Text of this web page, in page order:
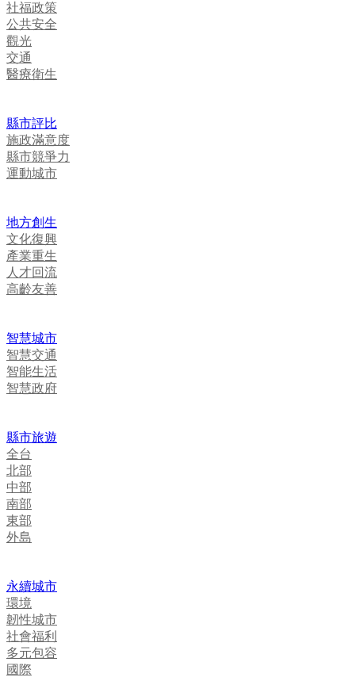
社福政策
公共安全
觀光
交通
醫療衛生
縣市評比
施政滿意度
縣市競爭力
運動城市
地方創生
文化復興
產業重生
人才回流
高齡友善
智慧城市
智慧交通
智能生活
智慧政府
縣市旅遊
全台
北部
中部
南部
東部
外島
永續城市
環境
韌性城市
社會福利
多元包容
國際